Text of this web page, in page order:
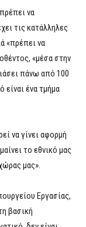
να
τις κατάλληλες
«πρέπει να
«μέσα στην
πάνω από 100
ένα τμήμα
να γίνει αφορμή
το εθνικό μας
μας».
Εργασίας,
βασική